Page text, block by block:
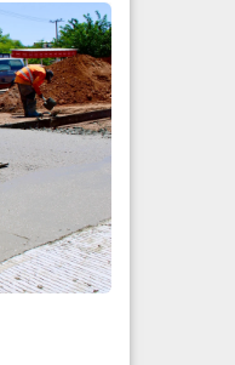
socavón